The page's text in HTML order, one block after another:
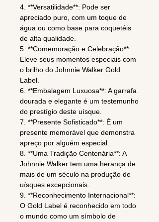
4. **Versatilidade**: Pode ser
apreciado puro, com um toque de
água ou como base para coquetéis
de alta qualidade.
5. **Comemoração e Celebração**:
Eleve seus momentos especiais com
o brilho do Johnnie Walker Gold
Label.
6. **Embalagem Luxuosa**: A garrafa
dourada e elegante é um testemunho
do prestígio deste uísque.
7. **Presente Sofisticado**: É um
presente memorável que demonstra
apreço por alguém especial.
8. **Uma Tradição Centenária**: A
Johnnie Walker tem uma herança de
mais de um século na produção de
uísques excepcionais.
9. **Reconhecimento Internacional**:
O Gold Label é reconhecido em todo
o mundo como um símbolo de